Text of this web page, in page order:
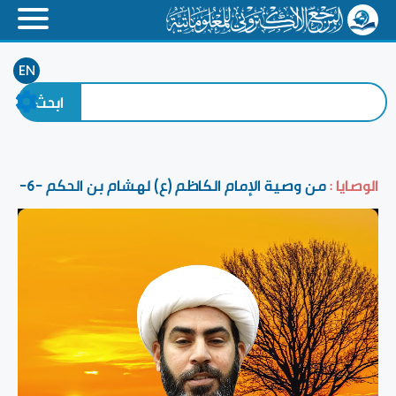
EN
الوصايا :من وصية الإمام الكاظم (ع) لهشام بن الحكم -6-